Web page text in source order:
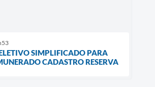
SIMPLIFICADO PARA
CADASTRO RESERVA